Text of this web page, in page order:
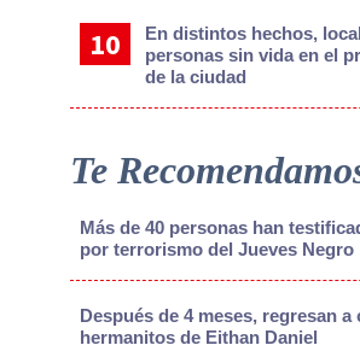
En distintos hechos,
personas sin vida en el
de la ciudad
Te
Más de 40 personas han
por terrorismo del Jueves Negro
Después de 4 meses, regresan a
hermanitos de Eithan Daniel